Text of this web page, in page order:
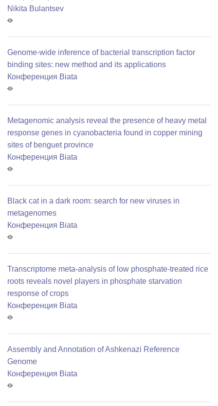
Nikita Bulantsev
Genome-wide inference of bacterial transcription factor
binding sites: new method and its applications
Конференция Biata
Metagenomic analysis reveal the presence of heavy metal
response genes in cyanobacteria found in copper mining
sites of benguet province
Конференция Biata
Black cat in a dark room: search for new viruses in
metagenomes
Конференция Biata
Transcriptome meta-analysis of low phosphate-treated rice
roots reveals novel players in phosphate starvation
response of crops
Конференция Biata
Assembly and Annotation of Ashkenazi Reference
Genome
Конференция Biata